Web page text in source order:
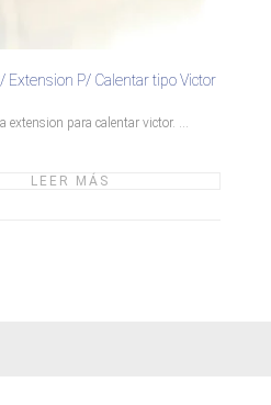
Extension P/ Calentar tipo Victor
extension para calentar victor. ...
LEER MÁS